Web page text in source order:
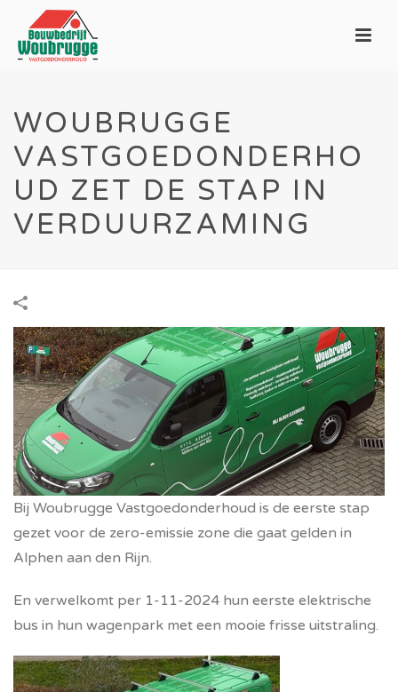
WOUBRUGGE
VASTGOEDONDERHO
UD ZET DE STAP IN
VERDUURZAMING
Bij Woubrugge Vastgoedonderhoud is de eerste stap
gezet voor de zero-emissie zone die gaat gelden in
Alphen aan den Rijn.
En verwelkomt per 1-11-2024 hun eerste elektrische
bus in hun wagenpark met een mooie frisse uitstraling.